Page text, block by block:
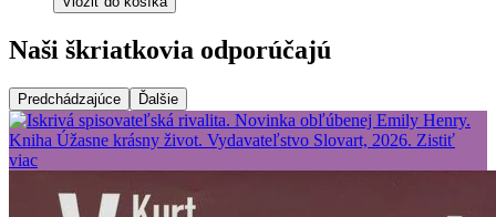
Naši škriatkovia odporúčajú
Predchádzajúce Ďalšie